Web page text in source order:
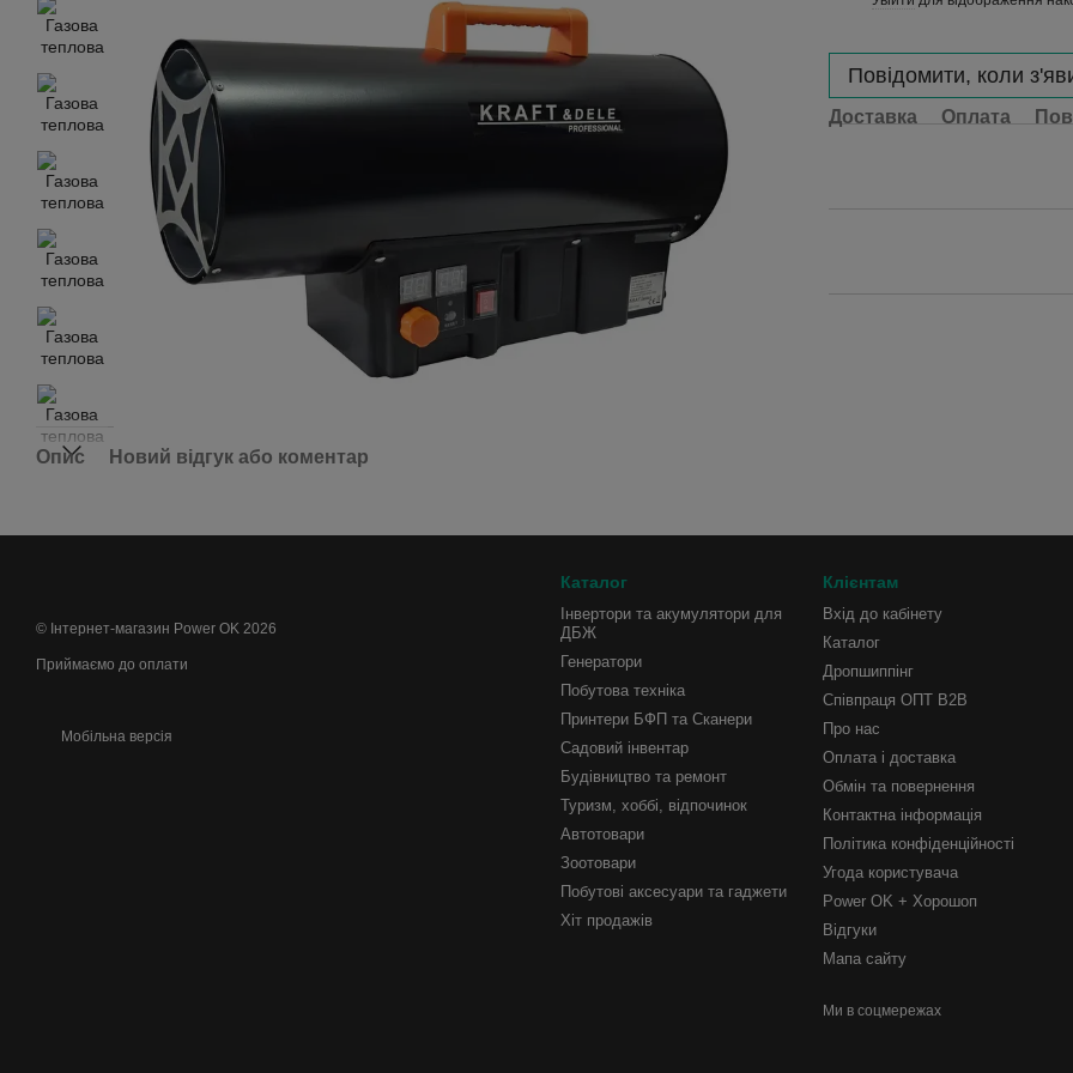
Опис Новий відгук або коментар
Повідомити, коли
Доставка Оплата
© Інтернет-магазин Power OK 2026
Приймаємо до оплати
Мобільна версія
Каталог
Інвертори та акумулятори для
ДБЖ
Генератори
Побутова техніка
Принтери БФП та Сканери
Садовий інвентар
Будівництво та ремонт
Туризм, хоббі, відпочинок
Автотовари
Зоотовари
Побутові аксесуари та гаджети
Хіт продажів
Клієнтам
Вхід до кабінету
Каталог
Дропшиппінг
Співпраця ОПТ B2B
Про нас
Оплата і доставка
Обмін та повернення
Контактна інформація
Політика конфіденційності
Угода користувача
Power OK + Хорошоп
Відгуки
Мапа сайту
Ми в соцмережах